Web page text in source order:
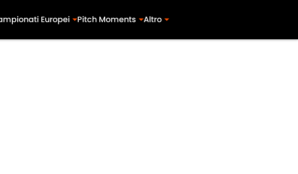
Europei Pitch Moments Altro